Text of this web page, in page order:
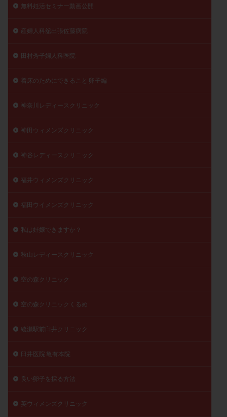
無料妊活セミナー動画公開
産婦人科舘出張佐藤病院
田村秀子婦人科医院
着床のためにできること 卵子編
神奈川レディースクリニック
神田ウィメンズクリニック
神谷レディースクリニック
福井ウィメンズクリニック
福田ウイメンズクリニック
私は妊娠できますか？
秋山レディースクリニック
空の森クリニック
空の森クリニックくるめ
綾瀬駅前臼井クリニック
臼井医院 亀有本院
良い卵子を採る方法
英ウィメンズクリニック